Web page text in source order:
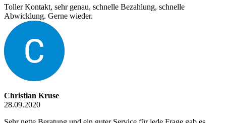
Toller Kontakt, sehr genau, schnelle Bezahlung, schnelle
Abwicklung. Gerne wieder.
Christian Kruse
28.09.2020